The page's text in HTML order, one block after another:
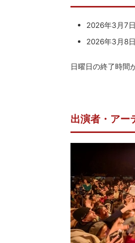
2026年3月7
2026年3月8
日曜日の終了時間
出演者・アー